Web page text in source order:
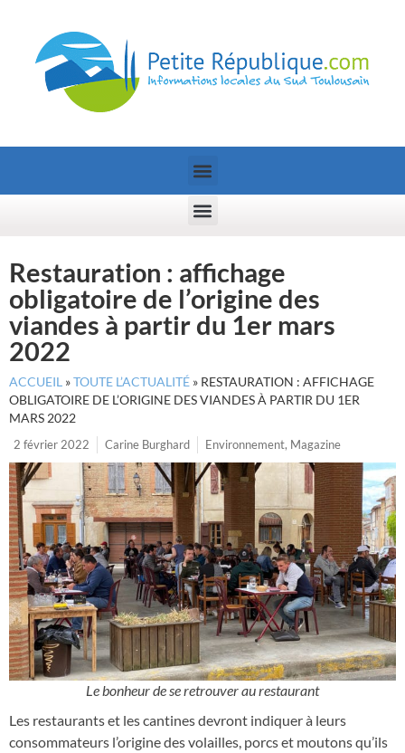
Restauration : affichage
obligatoire de l’origine des
viandes à partir du 1er mars
2022
ACCUEIL »TOUTE L’ACTUALITÉ » RESTAURATION : AFFICHAGE
OBLIGATOIRE DE L’ORIGINE DES VIANDES À PARTIR DU 1ER
MARS 2022
2 février 2022
Carine Burghard Environnement, Magazine
Le bonheur de se retrouver au restaurant
Les restaurants et les cantines devront indiquer à leurs
consommateurs l’origine des volailles, porcs et moutons qu’ils